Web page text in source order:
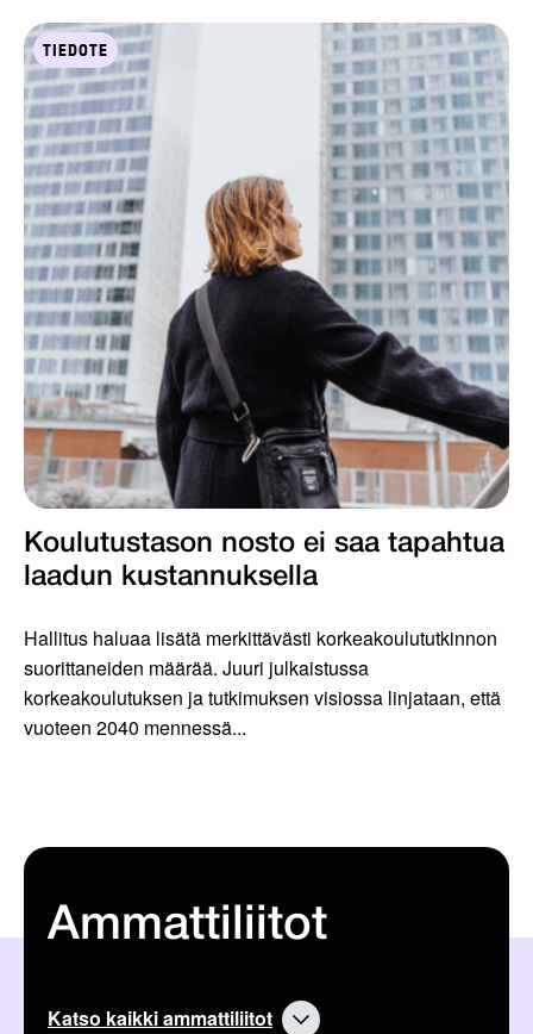
TIEDOTE
Koulutustason nosto ei saa tapahtua
laadun kustannuksella
Hallitus haluaa lisätä merkittävästi korkeakoulututkinnon
suorittaneiden määrää. Juuri julkaistussa
korkeakoulutuksen ja tutkimuksen visiossa linjataan, että
vuoteen 2040 mennessä...
Ammattiliitot
Katso kaikki ammattiliitot